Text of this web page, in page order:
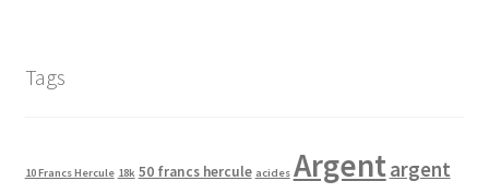
Tags
10 Francs Hercule 18k 50 francs hercule acides Argentargent